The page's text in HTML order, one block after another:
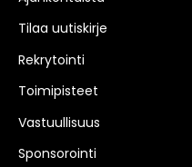
Tilaa uutiskirje
Rekrytointi
Toimipisteet
Vastuullisuus
Sponsorointi